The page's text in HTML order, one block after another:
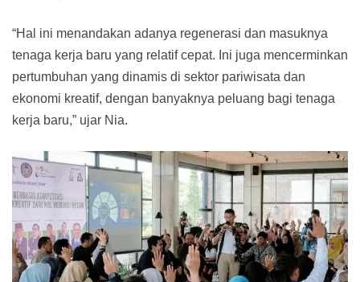
“Hal ini menandakan adanya regenerasi dan masuknya
tenaga kerja baru yang relatif cepat. Ini juga mencerminkan
pertumbuhan yang dinamis di sektor pariwisata dan
ekonomi kreatif, dengan banyaknya peluang bagi tenaga
kerja baru,” ujar Nia.